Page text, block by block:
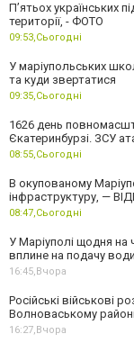
П’ятьох українських
території, - ФОТО
09:53,Сьогодні
У маріупольських
та куди звертатися
09:35,Сьогодні
1626 день
Єкатеринбурзі. ЗСУ
08:55,Сьогодні
В окупованому
інфраструктуру, —
08:47,Сьогодні
У Маріуполі щодня на
вплине на подачу води
16:45,Вчора
Російські військові
Волноваському
16:27,Вчора